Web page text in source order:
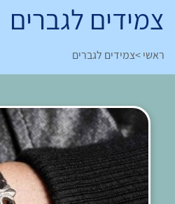
צמידים לגברים
ראשי>צמידים לגברים